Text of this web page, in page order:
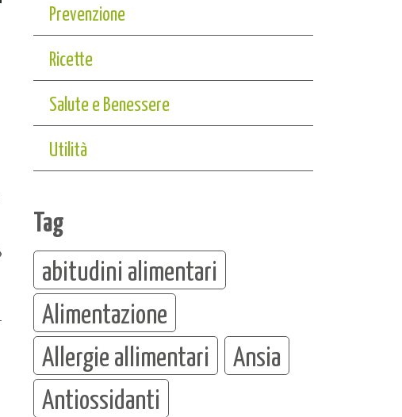
Prevenzione
Ricette
Salute e Benessere
Utilità
Tag
abitudini alimentari
Alimentazione
Allergie allimentari
Ansia
Antiossidanti